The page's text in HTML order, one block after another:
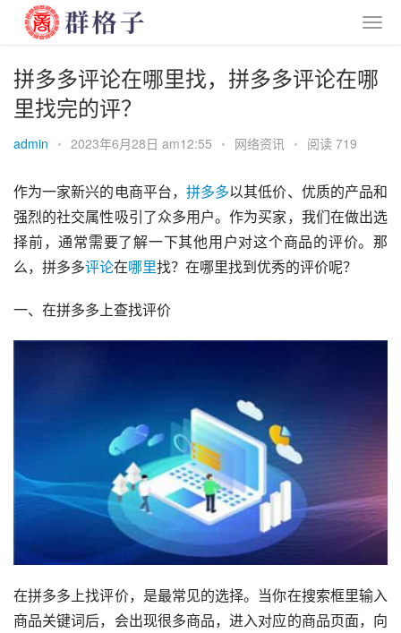
拼多多评论在哪里找，拼多多评论在哪
里找完的评？
admin • 2023年6月28日 am12:55 • 网络资讯 • 阅读 719
作为一家新兴的电商平台， 拼多多以其低价、优质的产品和
强烈的社交属性吸引了众多用户。作为买家，我们在做出选
择前，通常需要了解一下其他用户对这个商品的评价。那
么，拼多多评论在哪里找？在哪里找到优秀的评价呢？
一、在拼多多上查找评价
在拼多多上找评价，是最常见的选择。当你在搜索框里输入
商品关键词后，会出现很多商品，进入对应的商品页面，向